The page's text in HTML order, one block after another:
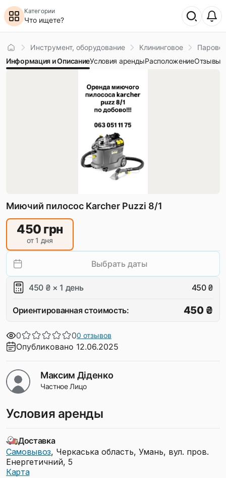
Категории
Что ищете?
ГлавнаяИнструмент, оборудование Клининговое
Информация и ОписаниеУсловия арендыРасположениеОтзывы
Миючий пилосос Karcher Puzzi 8/1
450 грн
от 1 дня
Выбрать даты
450 ₴ × 1 день 450 ₴
Ориентированная стоимость: 450 ₴
0 00 отзывов
Опубликовано 12.06.2025
Максим Діденко
Частное Лицо
Условия аренды
Доставка
Самовывоз, Черкаська область, Умань, вул. пров.
Енергетичний, 5
Карта